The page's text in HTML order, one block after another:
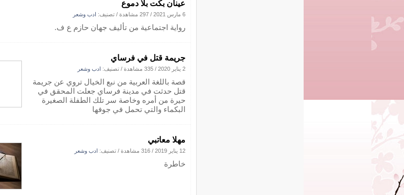
عينان بكت بلا دموع
6 مارس 2021 / 297 مشاهدة / تصنيف: ادب وشعر
رواية اجتماعية من تأليف جهان حازم ع ف.
جريمة قتل في فرساي
2 يناير 2020 / 335 مشاهدة / تصنيف: ادب وشعر
قصة باللغة العربية من نبع الخيال تروي عن جريمة
قتل حدثت في مدينة فرساي جعلت المحقق في
حيرة من أمره وخاصة سر تلك الطفلة الصغيرة
البكماء والتي تحمل في جوفها
مهلا معاتبي
12 يناير 2019 / 316 مشاهدة / تصنيف: ادب وشعر
خاطرة